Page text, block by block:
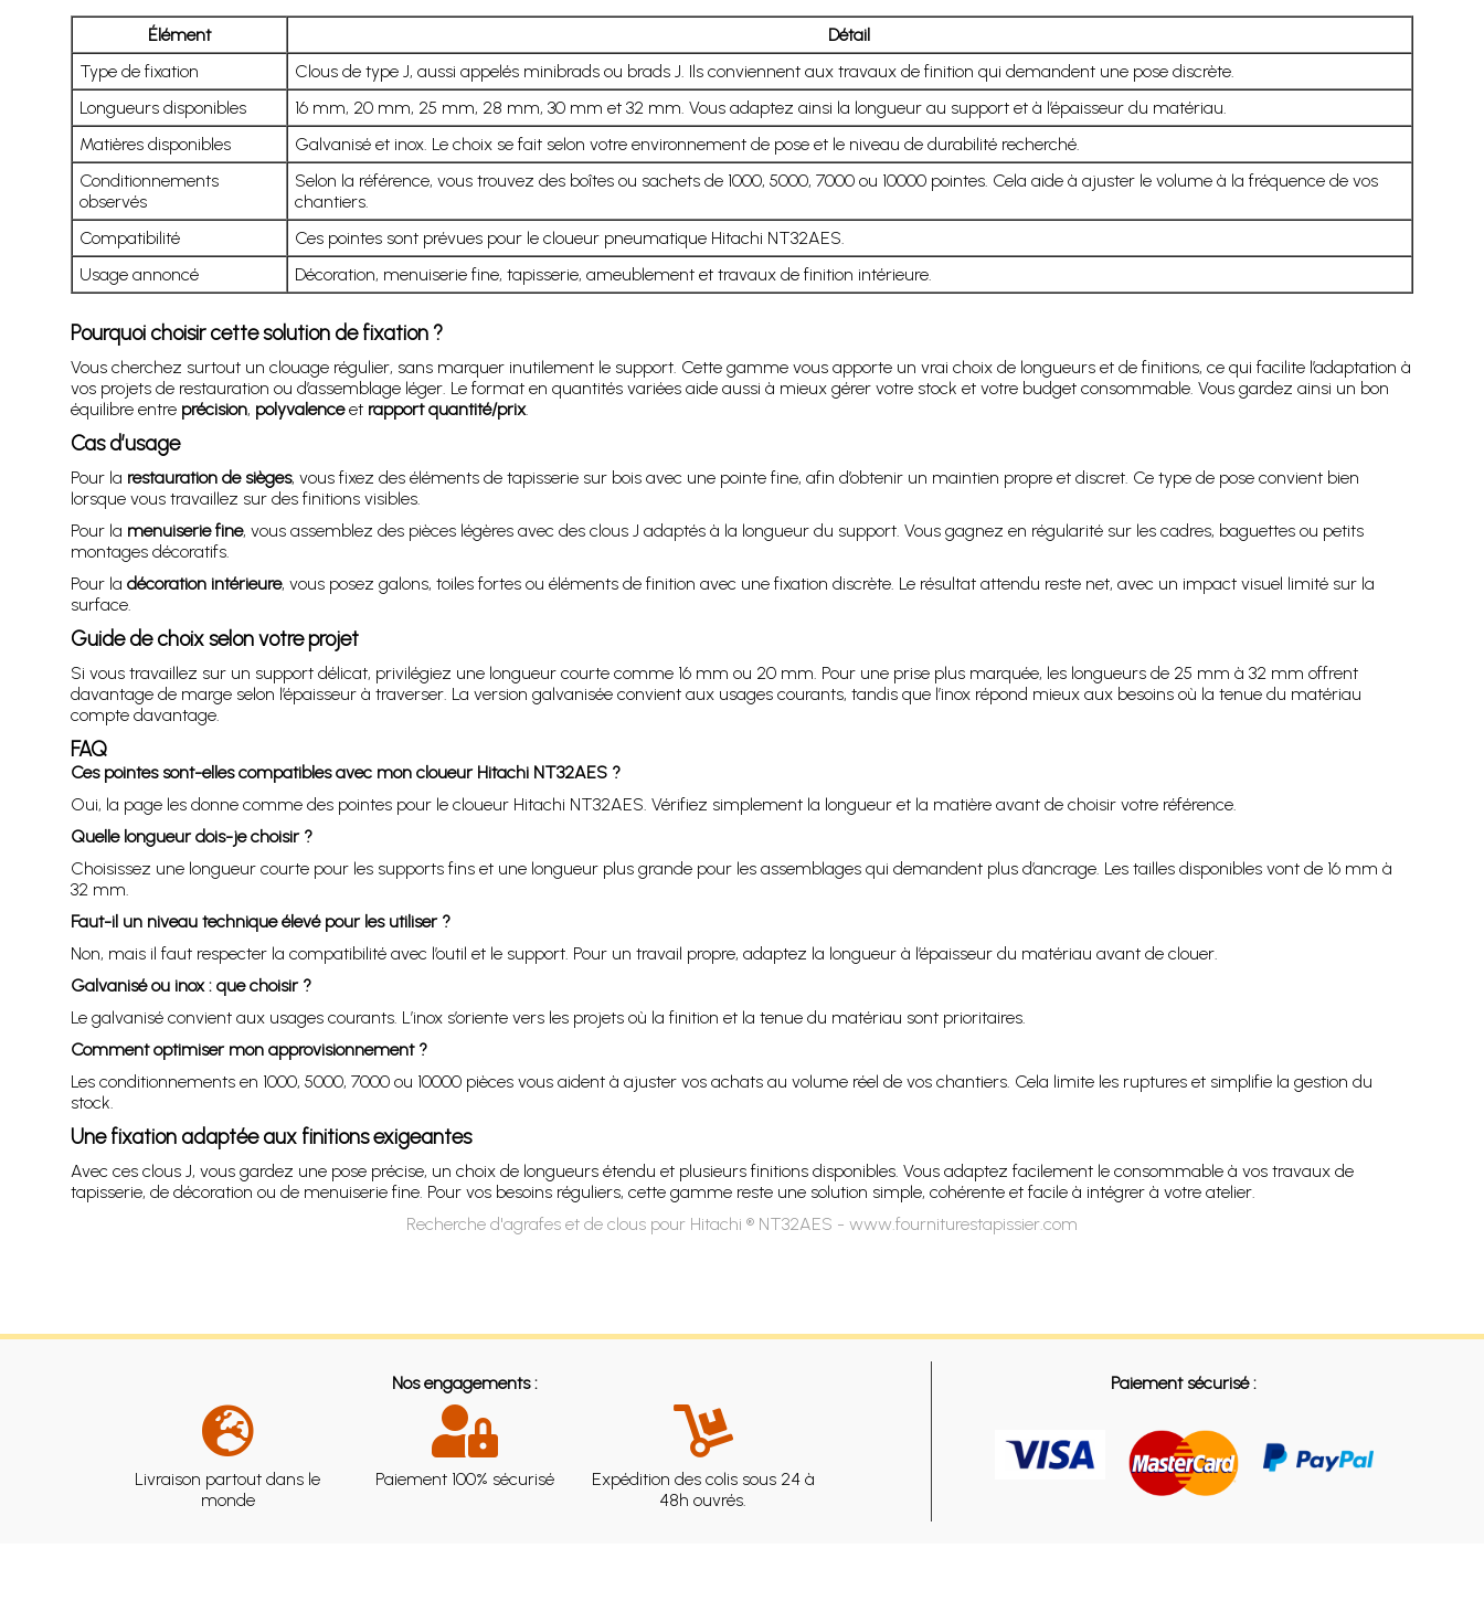
Élément
Détail
Type de fixation
Clous de type J, aussi appelés minibrads ou brads J. Ils conviennent aux travaux de finition qui demandent une pose discrète.
Longueurs disponibles
16 mm, 20 mm, 25 mm, 28 mm, 30 mm et 32 mm. Vous adaptez ainsi la longueur au support et à l’épaisseur du matériau.
Matières disponibles
Galvanisé et inox. Le choix se fait selon votre environnement de pose et le niveau de durabilité recherché.
Conditionnements
observés
Selon la référence, vous trouvez des boîtes ou sachets de 1000, 5000, 7000 ou 10000 pointes. Cela aide à ajuster le volume à la fréquence de vos
chantiers.
Compatibilité
Ces pointes sont prévues pour le cloueur pneumatique Hitachi NT32AES.
Usage annoncé
Décoration, menuiserie fine, tapisserie, ameublement et travaux de finition intérieure.
Pourquoi choisir cette solution de fixation ?
Vous cherchez surtout un clouage régulier, sans marquer inutilement le support. Cette gamme vous apporte un vrai choix de longueurs et de finitions, ce qui facilite l’adaptation à
vos projets de restauration ou d’assemblage léger. Le format en quantités variées aide aussi à mieux gérer votre stock et votre budget consommable. Vous gardez ainsi un bon
équilibre entre précision, polyvalenceet rapport quantité/prix.
Cas d’usage
Pour la restauration de sièges, vous fixez des éléments de tapisserie sur bois avec une pointe fine, afin d’obtenir un maintien propre et discret. Ce type de pose convient bien
lorsque vous travaillez sur des finitions visibles.
Pour la menuiserie fine, vous assemblez des pièces légères avec des clous J adaptés à la longueur du support. Vous gagnez en régularité sur les cadres, baguettes ou petits
montages décoratifs.
Pour la décoration intérieure, vous posez galons, toiles fortes ou éléments de finition avec une fixation discrète. Le résultat attendu reste net, avec un impact visuel limité sur la
surface.
Guide de choix selon votre projet
Si vous travaillez sur un support délicat, privilégiez une longueur courte comme 16 mm ou 20 mm. Pour une prise plus marquée, les longueurs de 25 mm à 32 mm offrent
davantage de marge selon l’épaisseur à traverser. La version galvanisée convient aux usages courants, tandis que l’inox répond mieux aux besoins où la tenue du matériau
compte davantage.
FAQ
Ces pointes sont-elles compatibles avec mon cloueur Hitachi NT32AES ?
Oui, la page les donne comme des pointes pour le cloueur Hitachi NT32AES. Vérifiez simplement la longueur et la matière avant de choisir votre référence.
Quelle longueur dois-je choisir ?
Choisissez une longueur courte pour les supports fins et une longueur plus grande pour les assemblages qui demandent plus d’ancrage. Les tailles disponibles vont de 16 mm à
32 mm.
Faut-il un niveau technique élevé pour les utiliser ?
Non, mais il faut respecter la compatibilité avec l’outil et le support. Pour un travail propre, adaptez la longueur à l’épaisseur du matériau avant de clouer.
Galvanisé ou inox : que choisir ?
Le galvanisé convient aux usages courants. L’inox s’oriente vers les projets où la finition et la tenue du matériau sont prioritaires.
Comment optimiser mon approvisionnement ?
Les conditionnements en 1000, 5000, 7000 ou 10000 pièces vous aident à ajuster vos achats au volume réel de vos chantiers. Cela limite les ruptures et simplifie la gestion du
stock.
Une fixation adaptée aux finitions exigeantes
Avec ces clous J, vous gardez une pose précise, un choix de longueurs étendu et plusieurs finitions disponibles. Vous adaptez facilement le consommable à vos travaux de
tapisserie, de décoration ou de menuiserie fine. Pour vos besoins réguliers, cette gamme reste une solution simple, cohérente et facile à intégrer à votre atelier.
Recherche d'agrafes et de clous pour Hitachi ® NT32AES - www.fourniturestapissier.com
Nos engagements :
Livraison partout dans le
monde
Paiement 100% sécurisé
Expédition des colis sous 24 à
48h ouvrés.
Paiement sécurisé :